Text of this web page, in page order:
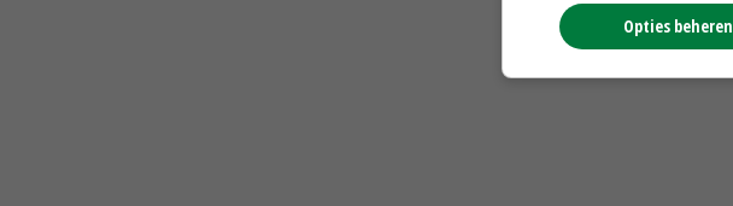
Opties beheren